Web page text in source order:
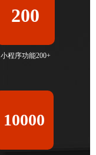
200
小程序功能200+
10000